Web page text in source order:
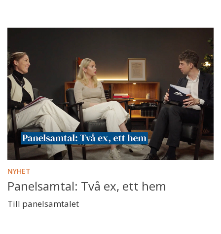
NYHET
Panelsamtal: Två ex, ett hem
Till panelsamtalet